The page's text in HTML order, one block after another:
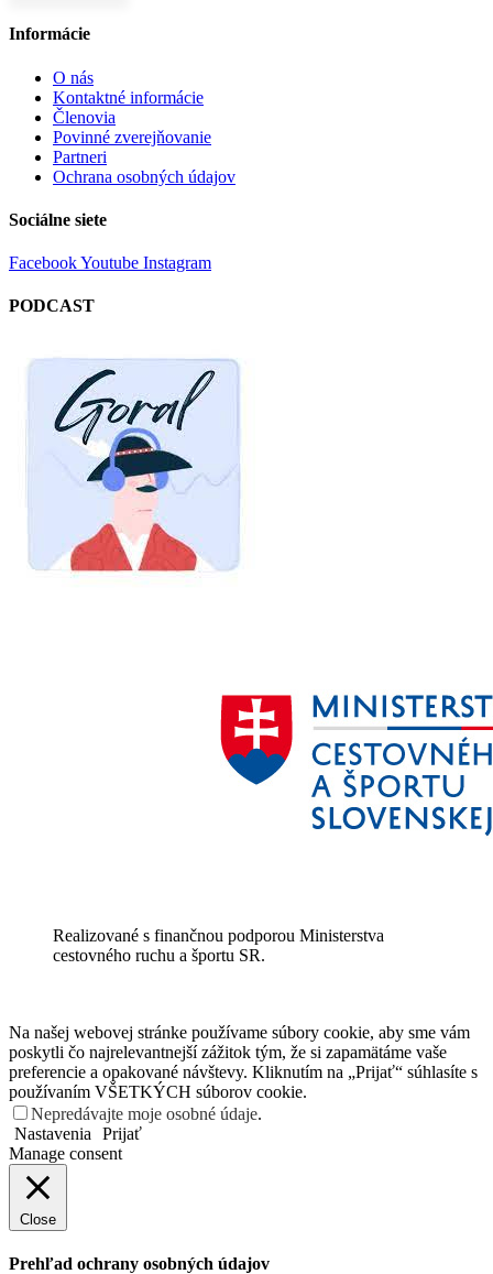
Informácie
O nás
Kontaktné informácie
Členovia
Povinné zverejňovanie
Partneri
Ochrana osobných údajov
Sociálne siete
FacebookYoutube Instagram
PODCAST
Realizované s finančnou podporou Ministerstva
cestovného ruchu a športu SR.
Na našej webovej stránke používame súbory cookie, aby sme vám
poskytli čo najrelevantnejší zážitok tým, že si zapamätáme vaše
preferencie a opakované návštevy. Kliknutím na „Prijať“ súhlasíte s
používaním VŠETKÝCH súborov cookie.
Nepredávajte moje osobné údaje.
Nastavenia
Prijať
Manage consent
Close
Prehľad ochrany osobných údajov